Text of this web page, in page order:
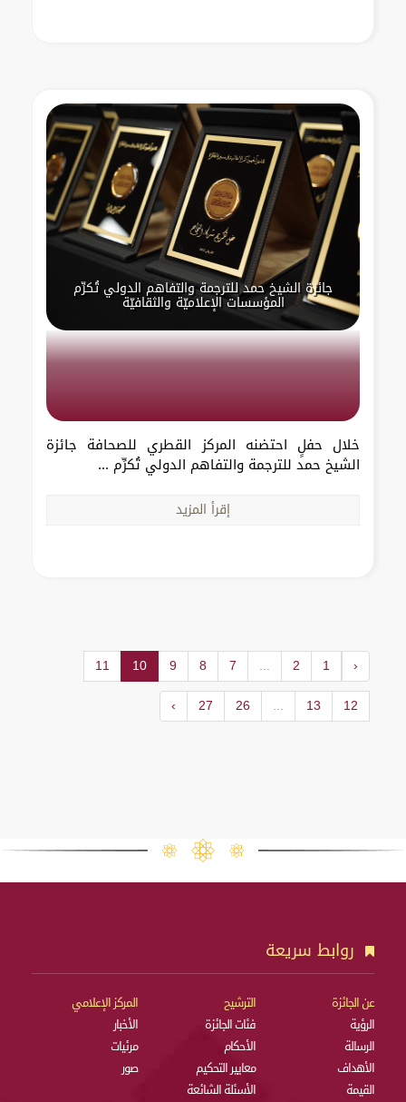
جائزة الشيخ حمد للترجمة والتفاهم الدولي تُكرِّم
المؤسسات الإعلاميّة والثقافيّة
خلال حفلٍ احتضنه المركز القطري للصحافة جائزة
الشيخ حمد للترجمة والتفاهم الدولي تُكرِّم ...
إقرأ المزيد
‹
1
2
...
7
8
9
10
11
12
13
...
26
27
›
روابط سريعة
عن الجائزة
الرؤية
الرسالة
الأهداف
القيمة
الترشيح
فئات الجائزة
الأحكام
معايير التحكيم
الأسئلة الشائعة
المركز الإعلامي
الأخبار
مرئيات
صور